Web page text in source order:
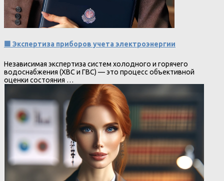
🟩 Экспертиза приборов учета электроэнергии
Независимая экспертиза систем холодного и горячего
водоснабжения (ХВС и ГВС) — это процесс объективной
оценки состояния …